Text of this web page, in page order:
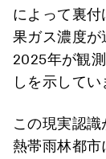
によって裏
果ガス濃度が
2025年が観
しを示してい
この現実認
熱帯雨林都市